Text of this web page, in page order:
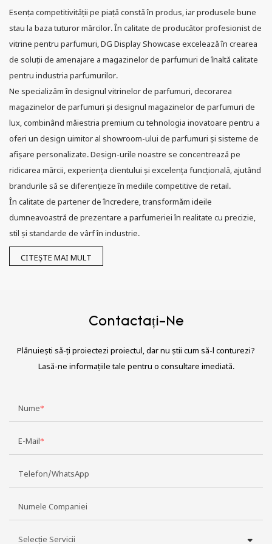
Esența competitivității pe piață constă în produs, iar produsele bune
stau la baza tuturor mărcilor. În calitate de producător profesionist de
vitrine pentru parfumuri, DG Display Showcase excelează în crearea
de soluții de amenajare a magazinelor de parfumuri de înaltă calitate
pentru industria parfumurilor.
Ne specializăm în designul vitrinelor de parfumuri, decorarea
magazinelor de parfumuri și designul magazinelor de parfumuri de
lux, combinând măiestria premium cu tehnologia inovatoare pentru a
oferi un design uimitor al showroom-ului de parfumuri și sisteme de
afișare personalizate. Design-urile noastre se concentrează pe
ridicarea mărcii, experiența clientului și excelența funcțională, ajutând
brandurile să se diferențieze în mediile competitive de retail.
În calitate de partener de încredere, transformăm ideile
dumneavoastră de prezentare a parfumeriei în realitate cu precizie,
stil și standarde de vârf în industrie.
CITEŞTE MAI MULT
Contactați-Ne
Plănuiești să-ți proiectezi proiectul, dar nu știi cum să-l conturezi?
Lasă-ne informațiile tale pentru o consultare imediată.
Nume
E-Mail
Telefon/WhatsApp
Numele Companiei
Selecție Servicii